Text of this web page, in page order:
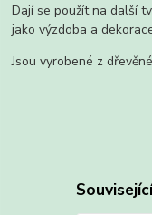
Dají se použít na další
jako výzdoba a
Jsou vyrobené z